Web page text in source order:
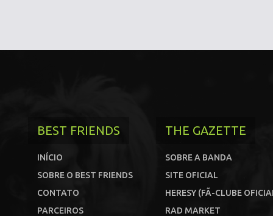
BEST FRIENDS
INÍCIO
SOBRE O BEST FRIENDS
CONTATO
PARCEIROS
THE GAZETTE
SOBRE A BANDA
SITE OFICIAL
HERESY (FÃ-CLUBE
RAD MARKET